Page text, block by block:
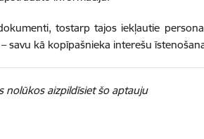
tostarp tajos iekļautie
savu kā kopīpašnieka interešu
nolūkos aizpildīsiet šo aptauju